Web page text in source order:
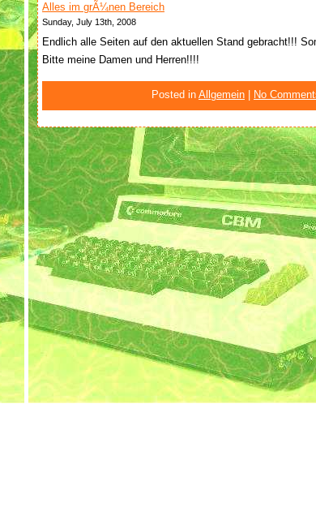
Alles im grÃ¼nen Bereich
Sunday, July 13th, 2008
Endlich alle Seiten auf den aktuellen Stand gebracht!!!
Bitte meine Damen und Herren!!!!
Posted in Allgemein No